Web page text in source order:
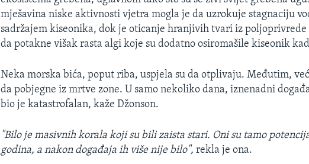
mješavina niske aktivnosti vjetra mogla je da uzrokuje stagnaciju
sadržajem kiseonika, dok je oticanje hranjivih tvari iz
da potakne višak rasta algi koje su dodatno osiromašile kiseonik
Neka morska bića, poput riba, uspjela su da otplivaju. Međutim,
da pobjegne iz mrtve zone. U samo nekoliko dana, iznenadni
bio je katastrofalan, kaže Džonson.
"Bilo je masivnih korala koji su bili zaista stari. Oni su tamo
godina, a nakon događaja ih više nije bilo", rekla je ona.